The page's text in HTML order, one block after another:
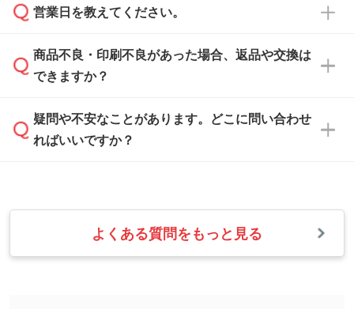
なお、印刷用データの作り方に関する詳細は、
しい
解像度の低い画像や、手書きのイラスト、写真
などを、印刷に適したベクターデータに変換し
・フルカラーデータを1色に変換してほしい
・1色印刷でグラデーションや濃淡を表現した
い
ご希望や商品の本体色を確認し、印刷色をご提
本体色がブラック、ネイビーなど濃色の場合は
白色か淡い色の印刷色をおすすめしておりま
本体色がナチュラルなど淡色の場合、印刷をく
っきりと目立たせたいときは濃い印刷色が、柔
らかい雰囲気にしたいときは淡い印刷色が映え
また、お選びいただいた印刷色が本体色に合わ
ない場合や仕上がりに影響しそうな場合は、ス
タッフから別の色をご案内することもございま
営業日を教えてください。
営業日は平日の10:00～18:00で、土日祝日はお
休みとなります。注文・見積・お問い合わせ
速やかに対応いたします。
商品不良・印刷不良があった場合、返品や交換は
できますか？
お手数をお掛けいたしますが、至急担当スタッ
フまでご連絡ください。商品の状況を確認し、
・お届け時に商品が損傷・故障している場合
・ご注文と異なる商品が届いた場合
・印刷不良があった場合
疑問や不安なことがあります。どこに問い合わせ
ればいいですか？
業日以内に担当スタッフよりメールにてご連絡
いたします。
お急ぎの場合はお電話でのご質問も受け付けて
よくある質問をもっと見る